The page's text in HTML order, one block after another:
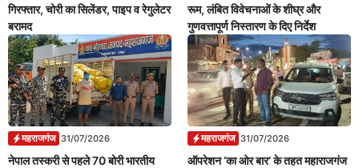
गिरफ्तार, चोरी का सिलेंडर, पाइप व रेगुलेटर
बरामद
रूम, लंबित विवेचनाओं के शीघ्र और
गुणवत्तापूर्ण निस्तारण के दिए निर्देश
महराजगंज 31/07/2026
नेपाल तस्करी से पहले 70 बोरी भारतीय
महराजगंज 31/07/2026
ऑपरेशन ‘का ओर बार’ के तहत महाराजगंज